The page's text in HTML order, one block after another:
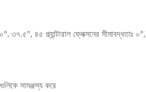
৪৫ প্ল্যান্টারাল ফ্লেক্সনের
সামঞ্জস্য করে